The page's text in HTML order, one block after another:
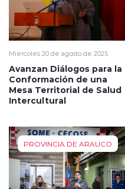
Miércoles 20 de agosto de 2025
Avanzan Diálogos para la
Conformación de una
Mesa Territorial de Salud
Intercultural
PROVINCIA DE ARAUCO